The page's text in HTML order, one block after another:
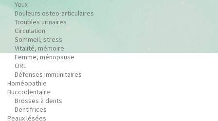
Yeux
Douleurs osteo-articulaires
Troubles urinaires
Circulation
Sommeil, stress
Vitalité, mémoire
Femme, ménopause
ORL
Défenses immunitaires
Homéopathie
Buccodentaire
Brosses à dents
Dentifrices
Peaux lésées